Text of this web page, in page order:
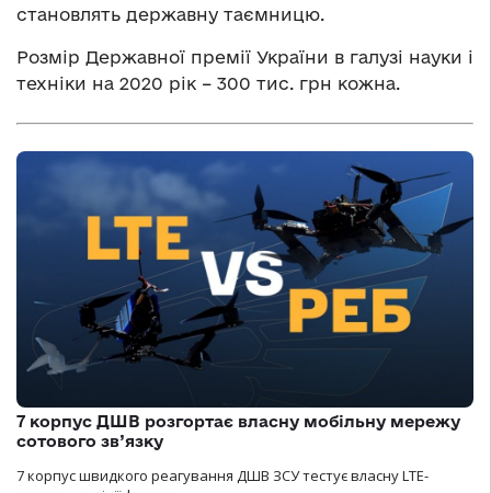
становлять державну таємницю.
Розмір Державної премії України в галузі науки і
техніки на 2020 рік – 300 тис. грн кожна.
7 корпус ДШВ розгортає власну мобільну мережу
сотового зв’язку
7 корпус швидкого реагування ДШВ ЗСУ тестує власну LTE-